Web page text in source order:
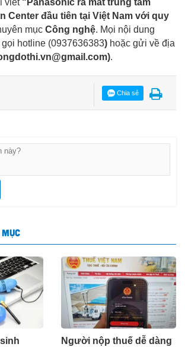
viết "Panasonic ra mắt trung tâm
Center đầu tiên tại Việt Nam với quy
mục Công nghệ. Mọi nội dung
hotline (0937636383) hoặc gửi về địa
).
Chia sẻ
Người nộp thuế dễ dàng